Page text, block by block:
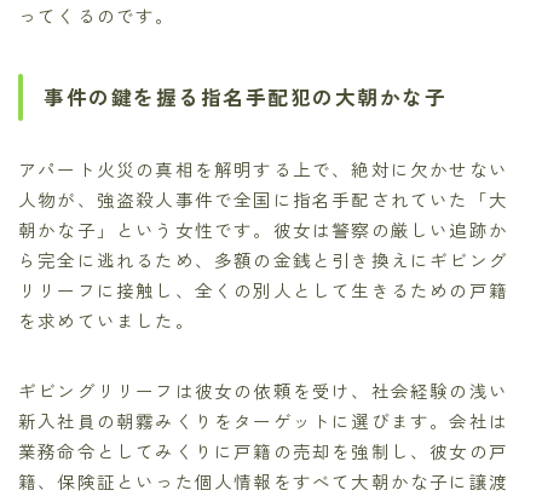
ってくるのです。
事件の鍵を握る指名手配犯の大朝かな子
アパート火災の真相を解明する上で、絶対に欠かせない
人物が、強盗殺人事件で全国に指名手配されていた「大
朝かな子」という女性です。彼女は警察の厳しい追跡か
ら完全に逃れるため、多額の金銭と引き換えにギビング
リリーフに接触し、全くの別人として生きるための戸籍
を求めていました。
ギビングリリーフは彼女の依頼を受け、社会経験の浅い
新入社員の朝霧みくりをターゲットに選びます。会社は
業務命令としてみくりに戸籍の売却を強制し、彼女の戸
籍、保険証といった個人情報をすべて大朝かな子に譲渡